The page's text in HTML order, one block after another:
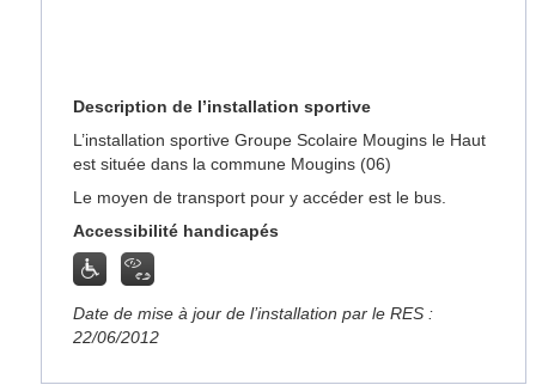
Description de l’installation sportive
L’installation sportive Groupe Scolaire Mougins le Haut
est située dans la commune Mougins (06)
Le moyen de transport pour y accéder est le bus.
Accessibilité handicapés
Date de mise à jour de l’installation par le RES :
22/06/2012